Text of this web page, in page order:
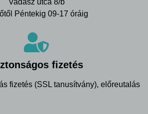
Vadász utca 8/b
Péntekig 09-17 óráig
fizetés
fizetés (SSL tanusítvány), előreutalás